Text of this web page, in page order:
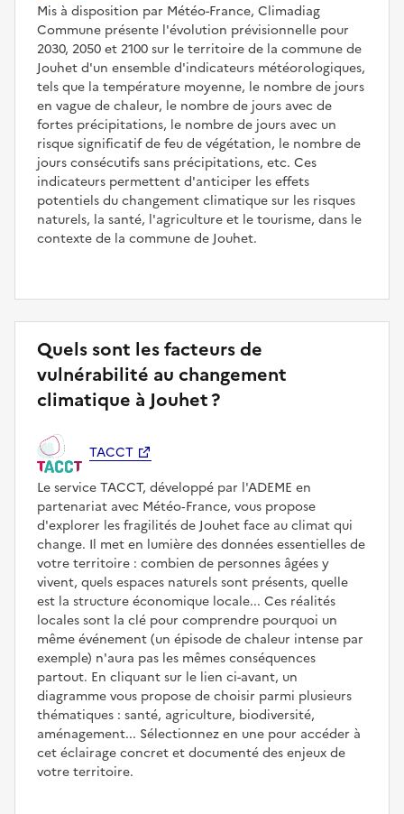
Mis à disposition par Météo-France, Climadiag
Commune présente l'évolution prévisionnelle pour
2030, 2050 et 2100 sur le territoire de la commune de
Jouhet d'un ensemble d'indicateurs météorologiques,
tels que la température moyenne, le nombre de jours
en vague de chaleur, le nombre de jours avec de
fortes précipitations, le nombre de jours avec un
risque significatif de feu de végétation, le nombre de
jours consécutifs sans précipitations, etc. Ces
indicateurs permettent d'anticiper les effets
potentiels du changement climatique sur les risques
naturels, la santé, l'agriculture et le tourisme, dans le
contexte de la commune de Jouhet.
Quels sont les facteurs de
vulnérabilité au changement
climatique à Jouhet ?
TACCT
Le service TACCT, développé par l'ADEME en
partenariat avec Météo‑France, vous propose
d'explorer les fragilités de Jouhet face au climat qui
change. Il met en lumière des données essentielles de
votre territoire : combien de personnes âgées y
vivent, quels espaces naturels sont présents, quelle
est la structure économique locale... Ces réalités
locales sont la clé pour comprendre pourquoi un
même événement (un épisode de chaleur intense par
exemple) n'aura pas les mêmes conséquences
partout. En cliquant sur le lien ci-avant, un
diagramme vous propose de choisir parmi plusieurs
thématiques : santé, agriculture, biodiversité,
aménagement... Sélectionnez en une pour accéder à
cet éclairage concret et documenté des enjeux de
votre territoire.